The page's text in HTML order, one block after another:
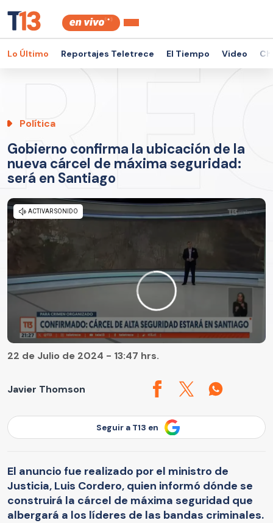
Lo Último Reportajes Teletrece El Tiempo Video
Política
Gobierno confirma la ubicación de la
nueva cárcel de máxima seguridad:
será en Santiago
Javier Thomson
22 de Julio de 2024 - 13:47 hrs.
Seguir a T13 en
El anuncio fue realizado por el ministro de
Justicia, Luis Cordero, quien informó dónde se
construirá la cárcel de máxima seguridad que
albergará a los líderes de las bandas criminales.